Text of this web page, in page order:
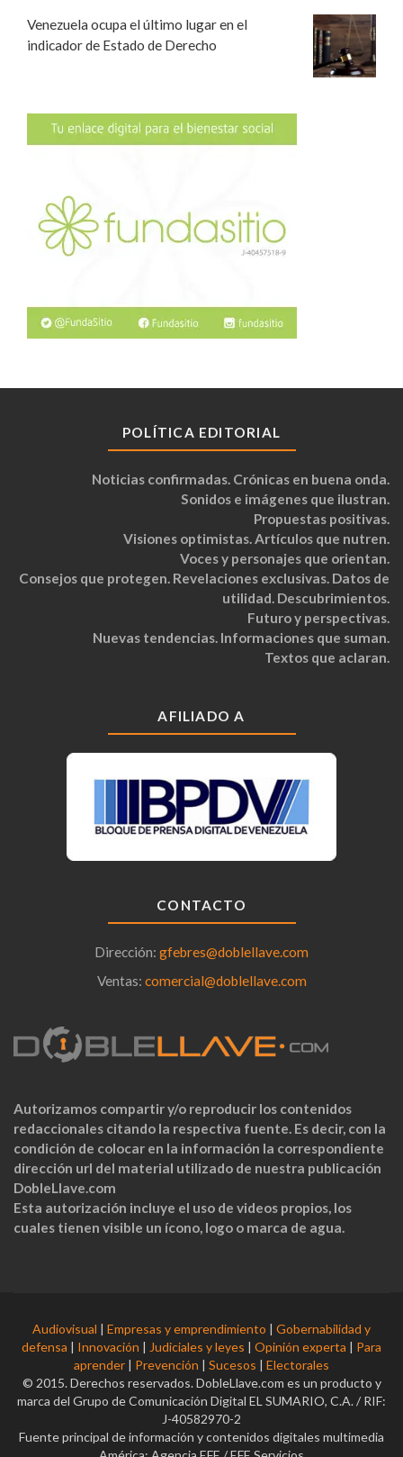
Venezuela ocupa el último lugar en el
indicador de Estado de Derecho
POLÍTICA EDITORIAL
Noticias confirmadas. Crónicas en buena onda.
Sonidos e imágenes que ilustran.
Propuestas positivas.
Visiones optimistas. Artículos que nutren.
Voces y personajes que orientan.
Consejos que protegen. Revelaciones exclusivas. Datos de
utilidad. Descubrimientos.
Futuro y perspectivas.
Nuevas tendencias. Informaciones que suman.
Textos que aclaran.
AFILIADO A
CONTACTO
Dirección: gfebres@doblellave.com
Ventas: comercial@doblellave.com
Autorizamos compartir y/o reproducir los contenidos
redaccionales citando la respectiva fuente. Es decir, con la
condición de colocar en la información la correspondiente
dirección url del material utilizado de nuestra publicación
DobleLlave.com
Esta autorización incluye el uso de videos propios, los
cuales tienen visible un ícono, logo o marca de agua.
Audiovisual | Empresas y emprendimiento | Gobernabilidad y
defensa | Innovación | Judiciales y leyes | Opinión experta | Para
aprender | Prevención | Sucesos | Electorales
© 2015. Derechos reservados. DobleLlave.com es un producto y
marca del Grupo de Comunicación Digital EL SUMARIO, C.A. / RIF:
J-40582970-2
Fuente principal de información y contenidos digitales multimedia